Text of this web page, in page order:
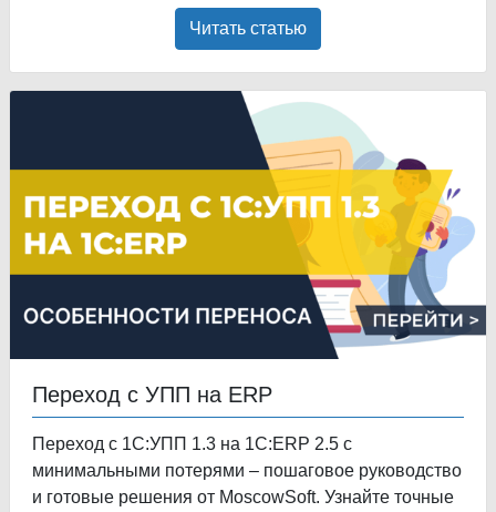
Читать статью
Переход с УПП на ERP
Переход с 1С:УПП 1.3 на 1С:ERP 2.5 с
минимальными потерями – пошаговое руководство
и готовые решения от MoscowSoft. Узнайте точные